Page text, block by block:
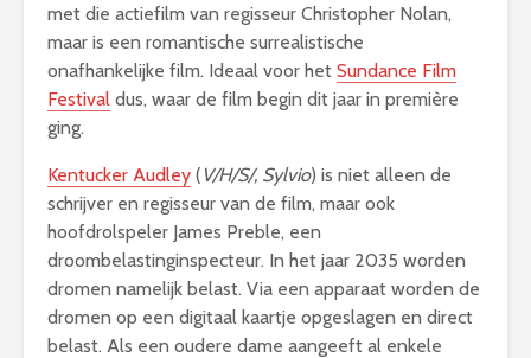
met die actiefilm van regisseur Christopher Nolan,
maar is een romantische surrealistische
onafhankelijke film. Ideaal voor het Sundance Film
Festival dus, waar de film begin dit jaar in première
ging.
Kentucker Audley ( V/H/S/, Sylvio) is niet alleen de
schrijver en regisseur van de film, maar ook
hoofdrolspeler James Preble, een
droombelastinginspecteur. In het jaar 2035 worden
dromen namelijk belast. Via een apparaat worden de
dromen op een digitaal kaartje opgeslagen en direct
belast. Als een oudere dame aangeeft al enkele